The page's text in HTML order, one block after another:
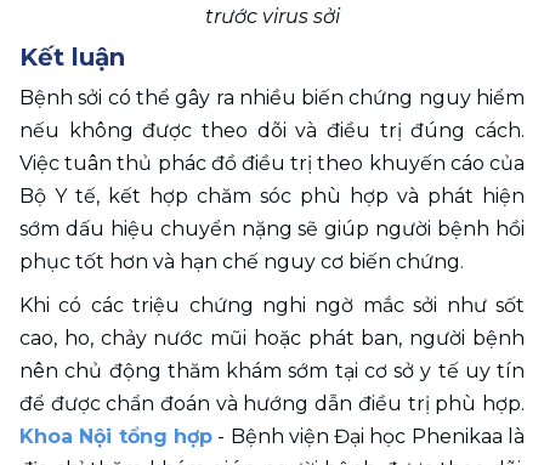
trước virus sởi
Kết luận
Bệnh sởi có thể gây ra nhiều biến chứng nguy hiểm
nếu không được theo dõi và điều trị đúng cách.
Việc tuân thủ phác đồ điều trị theo khuyến cáo của
Bộ Y tế, kết hợp chăm sóc phù hợp và phát hiện
sớm dấu hiệu chuyển nặng sẽ giúp người bệnh hồi
phục tốt hơn và hạn chế nguy cơ biến chứng.
Khi có các triệu chứng nghi ngờ mắc sởi như sốt
cao, ho, chảy nước mũi hoặc phát ban, người bệnh
nên chủ động thăm khám sớm tại cơ sở y tế uy tín
Khoa Nội tổng hợp - Bệnh viện Đại học Phenikaa là